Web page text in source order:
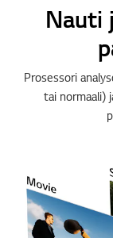
Nauti
Prosessori
tai normaali)